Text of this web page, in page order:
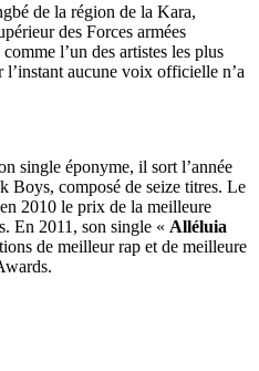
de la région de la Kara,
des Forces armées
l’un des artistes les plus
l’instant aucune voix officielle n’a
single éponyme, il sort l’année
Boys, composé de seize titres. Le
2010 le prix de la meilleure
En 2011, son single « Alléluia
de meilleur rap et de meilleure